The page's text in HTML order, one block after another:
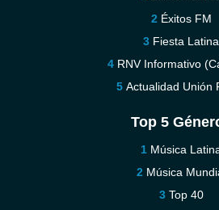
Éxitos FM
Fiesta Latina
RNV Informativo
Actualidad Unión
Top 5
Música
Música
Top 40